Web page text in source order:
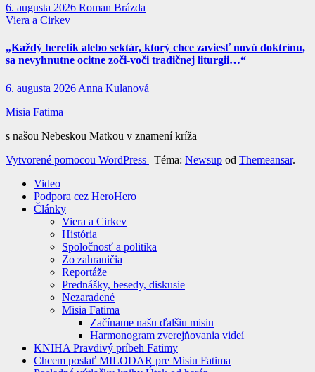
6. augusta 2026 Roman Brázda
Viera a Cirkev
„Každý heretik alebo sektár, ktorý chce zaviesť novú doktrínu,
sa nevyhnutne ocitne zoči-voči tradičnej liturgii…“
6. augusta 2026 Anna Kulanová
Misia Fatima
s našou Nebeskou Matkou v znamení kríža
Vytvorené pomocou WordPress | Téma: Newsup od Themeansar.
Video
Podpora cez HeroHero
Články
Viera a Cirkev
História
Spoločnosť a politika
Zo zahraničia
Reportáže
Prednášky, besedy, diskusie
Nezaradené
Misia Fatima
Začíname našu ďalšiu misiu
Harmonogram zverejňovania videí
KNIHA Pravdivý príbeh Fatimy
Chcem poslať MILODAR pre Misiu Fatima